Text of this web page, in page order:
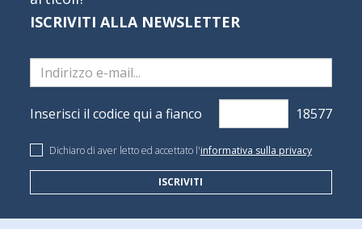
ISCRIVITI ALLA NEWSLETTER
Inserisci il codice qui a fianco
Dichiaro di aver letto ed accettato l'informativa sulla privacy
ISCRIVITI